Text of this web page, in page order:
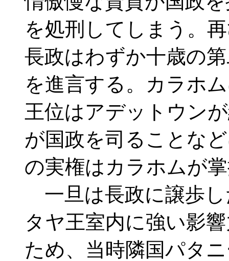
を処刑してしまう。
長政はわずか十歳の
を進言する。カラホ
王位はアデットウン
が国政を司ることな
の実権はカラホムが
一旦は長政に譲歩
タヤ王室内に強い影
ため、当時隣国パタ